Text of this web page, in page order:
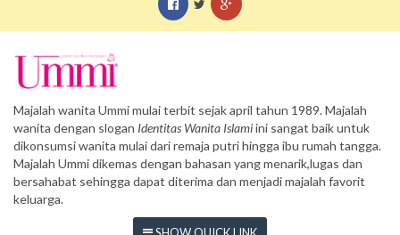
Majalah wanita Ummi mulai terbit sejak april tahun 1989. Majalah
wanita dengan slogan Identitas Wanita Islamiini sangat baik untuk
dikonsumsi wanita mulai dari remaja putri hingga ibu rumah tangga.
Majalah Ummi dikemas dengan bahasan yang menarik,lugas dan
bersahabat sehingga dapat diterima dan menjadi majalah favorit
keluarga.